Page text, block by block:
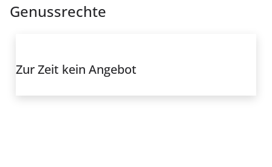
Genussrechte
Zur Zeit kein Angebot